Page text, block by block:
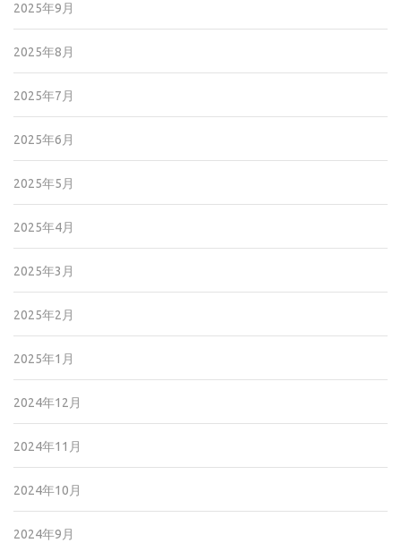
2025年9月
2025年8月
2025年7月
2025年6月
2025年5月
2025年4月
2025年3月
2025年2月
2025年1月
2024年12月
2024年11月
2024年10月
2024年9月